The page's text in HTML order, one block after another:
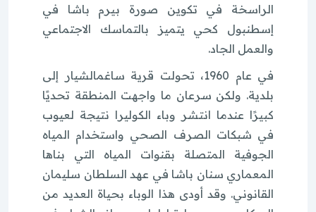
الراسخة في تكوين صورة بيرم باشا في
إسطنبول كحي يتميز بالتماسك الاجتماعي
والعمل الجاد.
في عام 1960، تحولت قرية ساغمالشيار إلى
بلدية. ولكن سرعان ما واجهت المنطقة تحديًا
كبيرًا عندما انتشر وباء الكوليرا نتيجة لعيوب
في شبكات الصرف الصحي واستخدام المياه
الجوفية المتصلة بقنوات المياه التي بناها
المعماري سنان باشا في عهد السلطان سليمان
القانوني. وقد أودى هذا الوباء بحياة العديد من